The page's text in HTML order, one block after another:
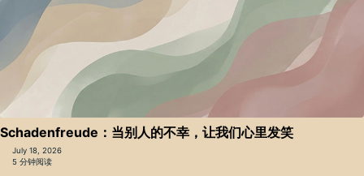
Schadenfreude：当别人的不幸，让我们心里发笑
July 18, 2026
5 分钟阅读